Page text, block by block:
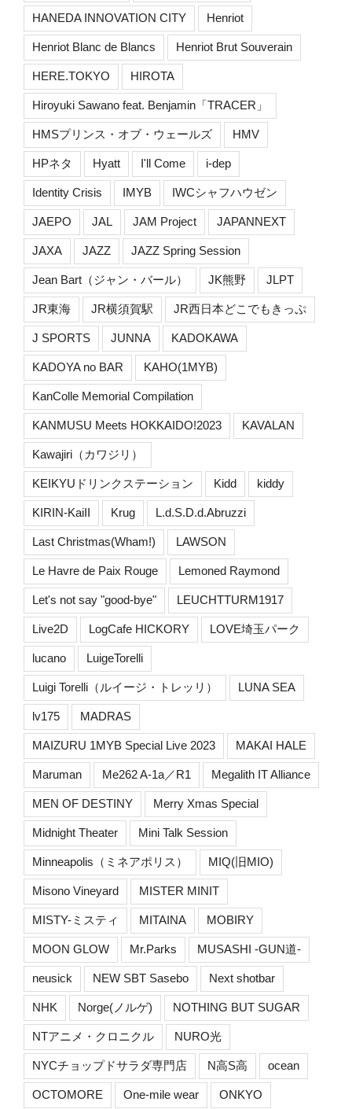
HANEDA INNOVATION CITY Henriot
Henriot Blanc de Blancs Henriot Brut Souverain
HERE.TOKYO HIROTA
Hiroyuki Sawano feat. Benjamin「TRACER」
HMSプリンス・オブ・ウェールズ HMV
HPネタ Hyatt I'll Come i-dep
Identity Crisis IMYB IWCシャフハウゼン
JAEPO JAL JAM Project JAPANNEXT
JAXA JAZZ JAZZ Spring Session
Jean Bart（ジャン・バール） JK熊野 JLPT
JR東海 JR横須賀駅 JR西日本どこでもきっぷ
J SPORTS JUNNA KADOKAWA
KADOYA no BAR KAHO(1MYB)
KanColle Memorial Compilation
KANMUSU Meets HOKKAIDO!2023 KAVALAN
Kawajiri（カワジリ）
KEIKYUドリンクステーション Kidd kiddy
KIRIN-KaiII Krug L.d.S.D.d.Abruzzi
Last Christmas(Wham!) LAWSON
Le Havre de Paix Rouge Lemoned Raymond
Let's not say "good-bye" LEUCHTTURM1917
Live2D LogCafe HICKORY LOVE埼玉パーク
lucano LuigeTorelli
Luigi Torelli（ルイージ・トレッリ） LUNA SEA
lv175 MADRAS
MAIZURU 1MYB Special Live 2023 MAKAI HALE
Maruman Me262 A-1a／R1 Megalith IT Alliance
MEN OF DESTINY Merry Xmas Special
Midnight Theater Mini Talk Session
Minneapolis（ミネアポリス） MIQ(旧MIO)
Misono Vineyard MISTER MINIT
MISTY-ミスティ MITAINA MOBIRY
MOON GLOW Mr.Parks MUSASHI -GUN道-
neusick NEW SBT Sasebo Next shotbar
NHK Norge(ノルゲ) NOTHING BUT SUGAR
NTアニメ・クロニクル NURO光
NYCチョップドサラダ専門店 N高S高 ocean
OCTOMORE One-mile wear ONKYO